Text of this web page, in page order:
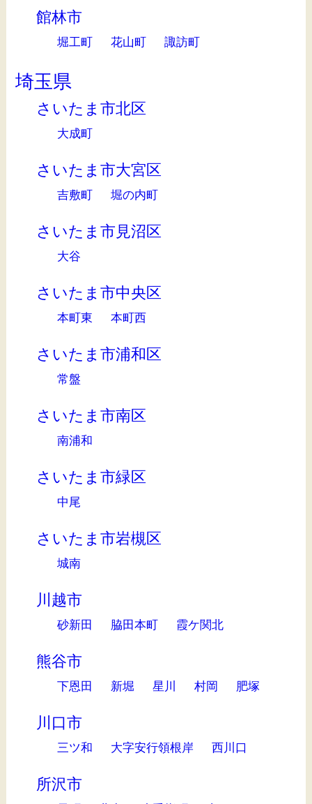
館林市
堀工町 花山町 諏訪町
埼玉県
さいたま市北区
大成町
さいたま市大宮区
吉敷町 堀の内町
さいたま市見沼区
大谷
さいたま市中央区
本町東 本町西
さいたま市浦和区
常盤
さいたま市南区
南浦和
さいたま市緑区
中尾
さいたま市岩槻区
城南
川越市
砂新田 脇田本町 霞ケ関北
熊谷市
下恩田 新堀 星川 村岡 肥塚
川口市
三ツ和 大字安行領根岸 西川口
所沢市